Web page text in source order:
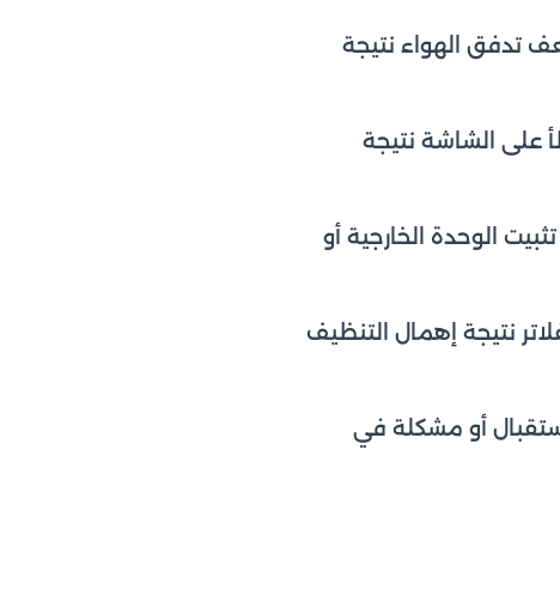
تدفق الهواء نتيجة
على الشاشة نتيجة
الوحدة الخارجية أو
نتيجة إهمال التنظيف
أو مشكلة في